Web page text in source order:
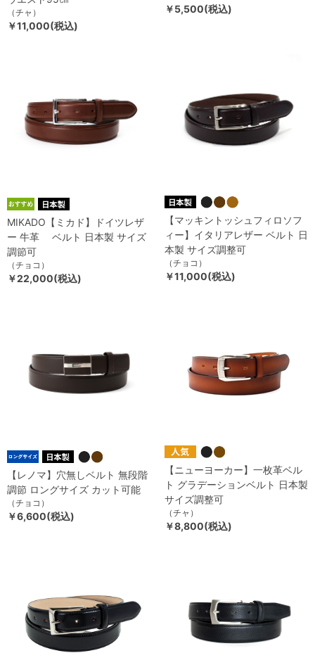
（チャ）
￥11,000(税込)
￥5,500(税込)
MIKADO【ミカド】ドイツレザ
ー 牛革 ベルト 日本製 サイズ
調節可
（チョコ）
￥22,000(税込)
【マッキントッシュフィロソフ
ィー】イタリアレザー ベルト 日
本製 サイズ調整可
（チョコ）
￥11,000(税込)
【レノマ】穴無しベルト 無段階
調節 ロングサイズ カット可能
（チョコ）
￥6,600(税込)
【ニューヨーカー】一枚革ベル
ト グラデーションベルト 日本製
サイズ調整可
（チャ）
￥8,800(税込)